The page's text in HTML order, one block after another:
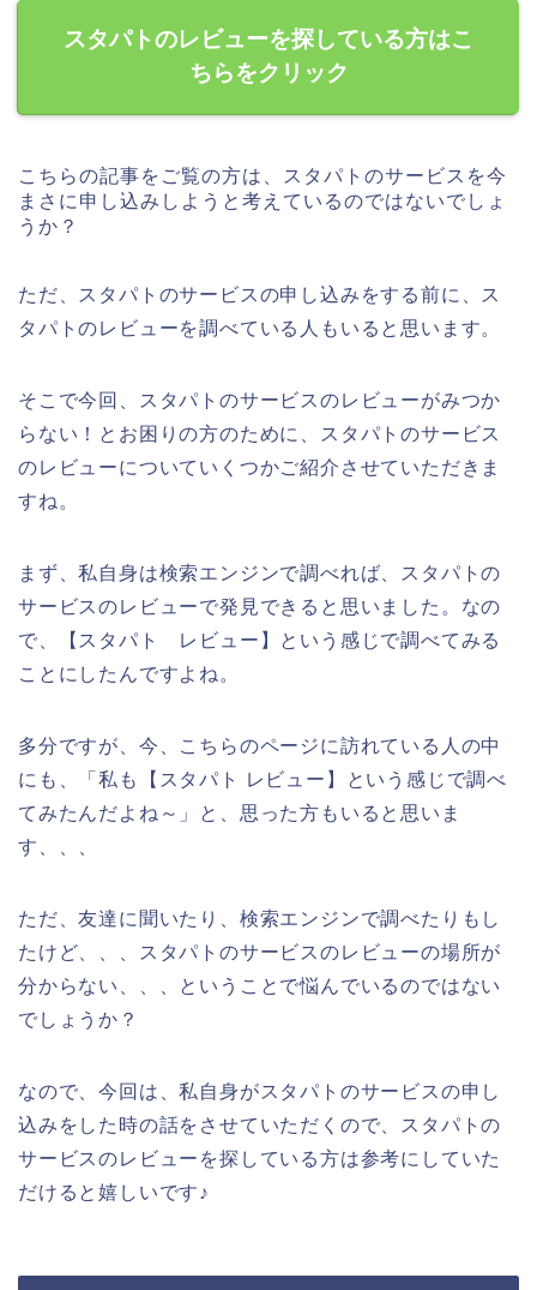
スタパトのレビューを探している方はこ
ちらをクリック
こちらの記事をご覧の方は、スタパトのサービスを今
まさに申し込みしようと考えているのではないでしょ
うか？
ただ、スタパトのサービスの申し込みをする前に、ス
タパトのレビューを調べている人もいると思います。
そこで今回、スタパトのサービスのレビューがみつか
らない！とお困りの方のために、スタパトのサービス
のレビューについていくつかご紹介させていただきま
すね。
まず、私自身は検索エンジンで調べれば、スタパトの
サービスのレビューで発見できると思いました。なの
で、【スタパト レビュー】という感じで調べてみる
ことにしたんですよね。
多分ですが、今、こちらのページに訪れている人の中
にも、「私も【スタパト レビュー】という感じで調べ
てみたんだよね～」と、思った方もいると思いま
す、、、
ただ、友達に聞いたり、検索エンジンで調べたりもし
たけど、、、スタパトのサービスのレビューの場所が
分からない、、、ということで悩んでいるのではない
でしょうか？
なので、今回は、私自身がスタパトのサービスの申し
込みをした時の話をさせていただくので、スタパトの
サービスのレビューを探している方は参考にしていた
だけると嬉しいです♪